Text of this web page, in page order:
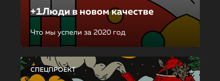
+1Люди в новом качестве
Что мы успели за 2020 год
СПЕЦПРОЕКТ